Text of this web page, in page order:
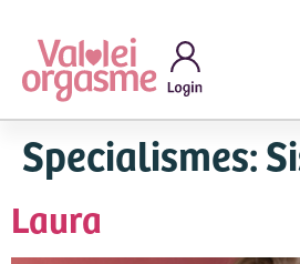
Specialismes:
Laura